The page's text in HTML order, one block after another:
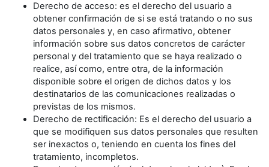
Derecho de acceso: es el derecho del usuario a
obtener confirmación de si se está tratando o no sus
datos personales y, en caso afirmativo, obtener
información sobre sus datos concretos de carácter
personal y del tratamiento que se haya realizado o
realice, así como, entre otra, de la información
disponible sobre el origen de dichos datos y los
destinatarios de las comunicaciones realizadas o
previstas de los mismos.
Derecho de rectificación: Es el derecho del usuario a
que se modifiquen sus datos personales que resulten
ser inexactos o, teniendo en cuenta los fines del
tratamiento, incompletos.